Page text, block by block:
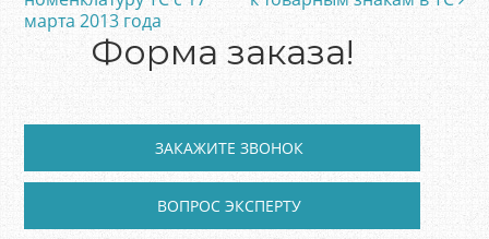
марта 2013 года
Форма заказа!
ЗАКАЖИТЕ ЗВОНОК
ВОПРОС ЭКСПЕРТУ